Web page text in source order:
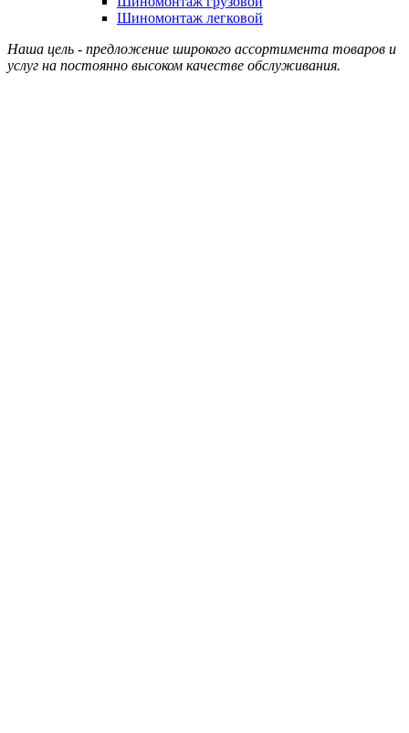
Шиномонтаж легковой
Наша цель - предложение широкого ассортимента товаров и
услуг на постоянно высоком качестве обслуживания.